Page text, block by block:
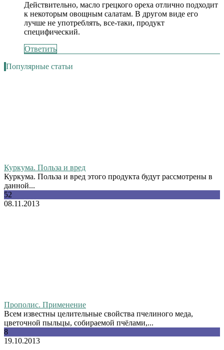
Действительно, масло грецкого ореха отлично подходит
к некоторым овощным салатам. В другом виде его
лучше не употреблять, все-таки, продукт
специфический.
Ответить
Популярные статьи
Куркума. Польза и вред
Куркума. Польза и вред этого продукта будут рассмотрены в
данной...
52
08.11.2013
Прополис. Применение
Всем известны целительные свойства пчелиного меда,
цветочной пыльцы, собираемой пчёлами,...
8
19.10.2013